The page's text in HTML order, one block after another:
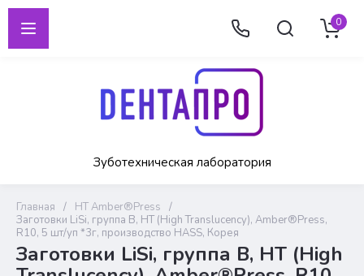
Зуботехническая лаборатория
0
Главная / HT Amber®Press
/
Заготовки LiSi, группа B, HT (High Translucency), Amber®Press,
R10, 5 шт/уп *3г, производство HASS, Корея
Заготовки LiSi, группа B, HT (High